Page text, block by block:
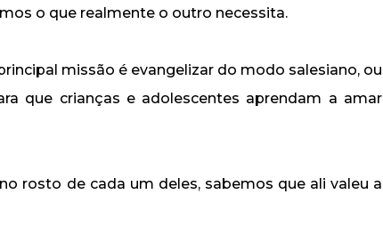
o que realmente o outro necessita.
missão é evangelizar do modo salesiano, ou
que crianças e adolescentes aprendam a amar
rosto de cada um deles, sabemos que ali valeu a